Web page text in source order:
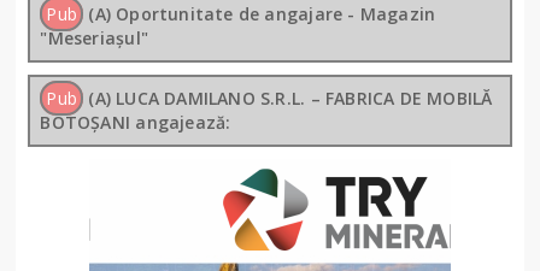
Pub (A) Oportunitate de angajare - Magazin
"Meseriașul"
Pub (A) LUCA DAMILANO S.R.L. – FABRICA DE MOBILĂ
BOTOȘANI angajează: